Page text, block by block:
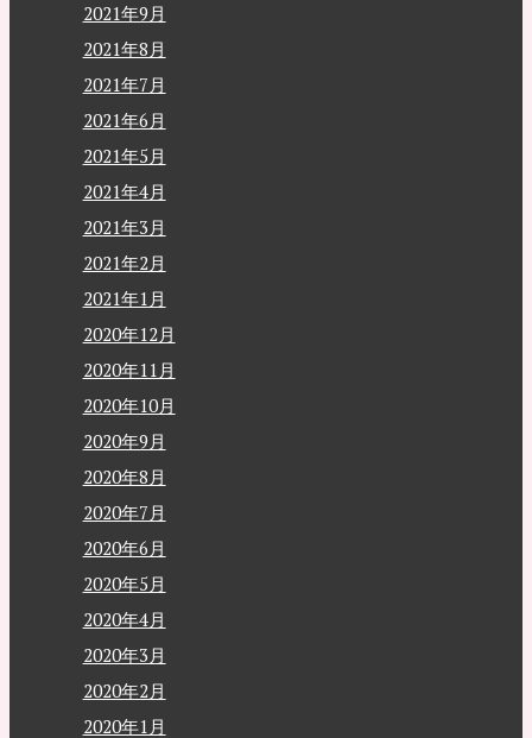
2021年9月
2021年8月
2021年7月
2021年6月
2021年5月
2021年4月
2021年3月
2021年2月
2021年1月
2020年12月
2020年11月
2020年10月
2020年9月
2020年8月
2020年7月
2020年6月
2020年5月
2020年4月
2020年3月
2020年2月
2020年1月